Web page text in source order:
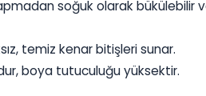
soğuk olarak bükülebilir
temiz kenar bitişleri sunar.
boya tutuculuğu yüksektir.